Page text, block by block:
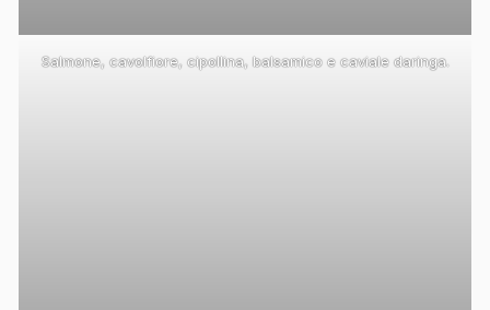
Salmone, cavolfiore, cipollina, balsamico e caviale daringa.